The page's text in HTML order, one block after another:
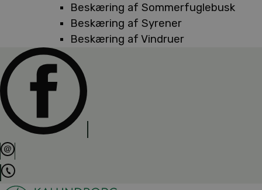
Beskæring af Sommerfuglebusk
Beskæring af Syrener
Beskæring af Vindruer